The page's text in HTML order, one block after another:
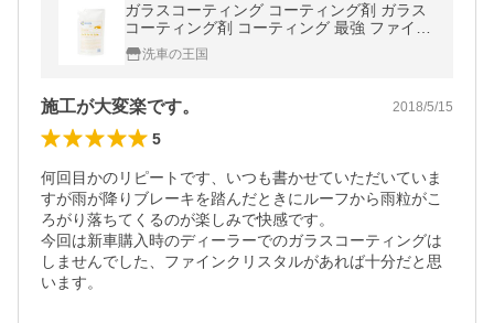
ガラスコーティング コーティング剤 ガラス
コーティング剤 コーティング 最強 ファイン
クリスタル 詰め替え
洗車の王国
施工が大変楽です。 2018/5/15
5
何回目かのリピートです、いつも書かせていただいていま
すが雨が降りブレーキを踏んだときにルーフから雨粒がこ
ろがり落ちてくるのが楽しみで快感です。
今回は新車購入時のディーラーでのガラスコーティングは
しませんでした、ファインクリスタルがあれば十分だと思
います。